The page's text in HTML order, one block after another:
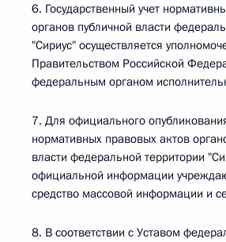
6. Государственный учет
органов публичной власти
"Сириус" осуществляется
Правительством Российской
федеральным органом
7. Для официального
нормативных правовых актов
власти федеральной территории
официальной информации
средство массовой информации и
8. В соответствии с Уставом